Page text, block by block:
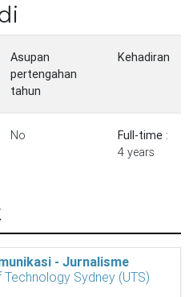
Asupan
pertengahan
tahun
Kehadiran
No Full-time :
4 years
- Jurnalisme
Technology Sydney (UTS)